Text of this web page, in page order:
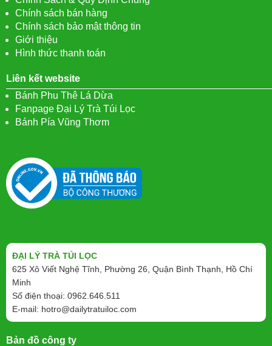
Chính sách bán hàng
Chính sách bảo mật thông tin
Giới thiệu
Hình thức thanh toán
Liên kết website
Bánh Phu Thê Lá Dừa
Fanpage Đại Lý Trà Túi Lọc
Bánh Pía Vũng Thơm
ĐẠI LÝ TRÀ TÚI LỌC
625 Xô Viết Nghệ Tĩnh, Phường 26, Quận Bình Thạnh, Hồ Chí
Minh
Số điện thoại: 0962.646.511
E-mail: hotro@dailytratuiloc.com
Bản đồ công ty